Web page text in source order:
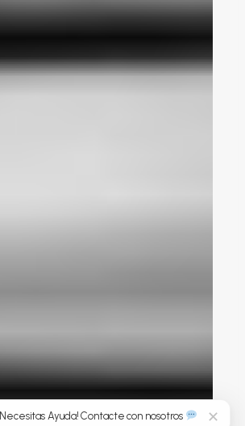
Necesitas Ayuda! Contacte con nosotros